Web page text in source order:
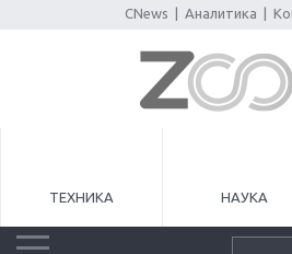
CNews Аналитика
ТЕХНИКА НАУКА